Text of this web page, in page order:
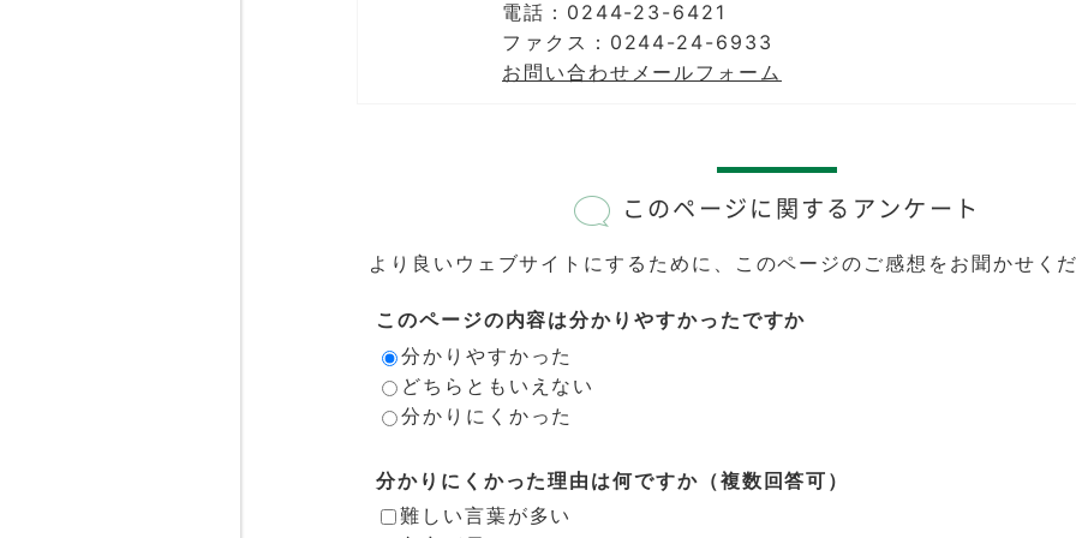
電話：0244-23-6421
ファクス：0244-24-6933
お問い合わせメールフォーム
このページに関するアンケート
より良いウェブサイトにするために、このページのご感想をお聞かせく
このページの内容は分かりやすかったですか
分かりやすかった
どちらともいえない
分かりにくかった
分かりにくかった理由は何ですか（複数回答可）
難しい言葉が多い